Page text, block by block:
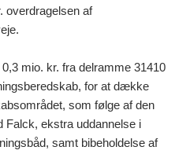
overdragelsen af
mio. kr. fra delramme 31410
for at dække
som følge af den
Falck, ekstra uddannelse i
samt bibeholdelse af